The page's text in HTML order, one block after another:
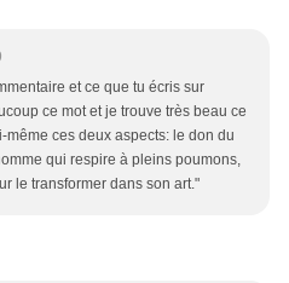
et ce que tu écris sur
ce mot et je trouve très beau ce
même ces deux aspects: le don du
qui respire à pleins poumons,
le transformer dans son art."